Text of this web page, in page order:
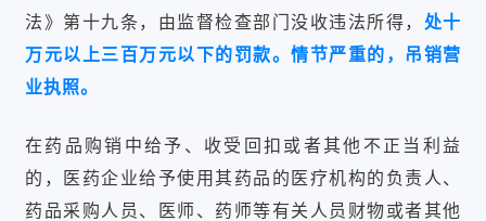
法》第十九条，由监督检查部门没收违法所得， 处十
万元以上三百万元以下的罚款。情节严重的，吊销营
业执照。
在药品购销中给予、收受回扣或者其他不正当利益
的，医药企业给予使用其药品的医疗机构的负责人、
药品采购人员、医师、药师等有关人员财物或者其他